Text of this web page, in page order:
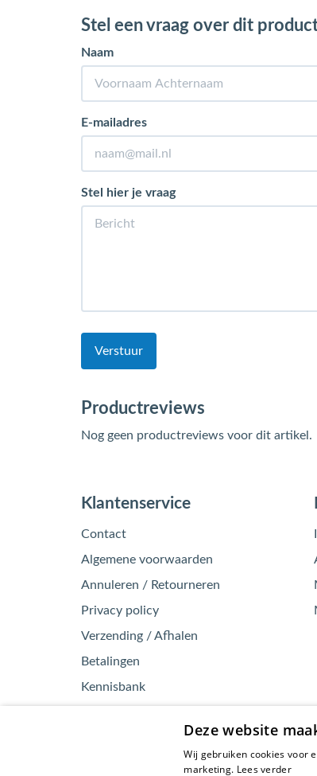
Stel een vraag over dit
Naam
E-mailadres
Stel hier je vraag
Verstuur
Productreviews
Nog geen productreviews voor dit artikel.
Klantenservice
Contact
Algemene voorwaarden
Annuleren / Retourneren
Privacy policy
Verzending / Afhalen
Betalingen
Kennisbank
Deze website
Wij gebruiken cookies voor
marketing. Lees verder